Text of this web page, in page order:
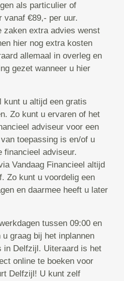
als particulier of
vanaf €89,- per uur.
zaken extra advies wenst
hier nog extra kosten
allemaal in overleg en
gezet wanneer u hier
kunt u altijd een gratis
Zo kunt u ervaren of het
adviseur voor een
toepassing is en/of u
financieel adviseur.
Vandaag Financieel altijd
Zo kunt u voordelig een
en daarmee heeft u later
tussen 09:00 en
graag bij het inplannen
in Delfzijl. Uiteraard is het
online te boeken voor
Delfzijl! U kunt zelf